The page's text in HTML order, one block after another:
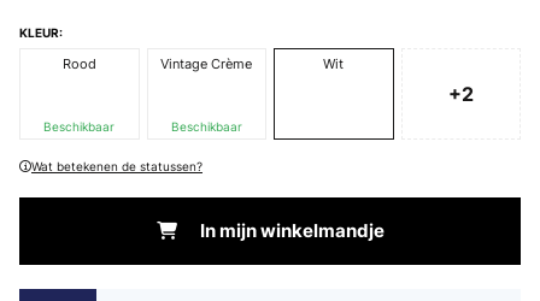
KLEUR:
Rood
Beschikbaar
Vintage Crème
Beschikbaar
Wit
+2
Wat betekenen de statussen?
In mijn winkelmandje